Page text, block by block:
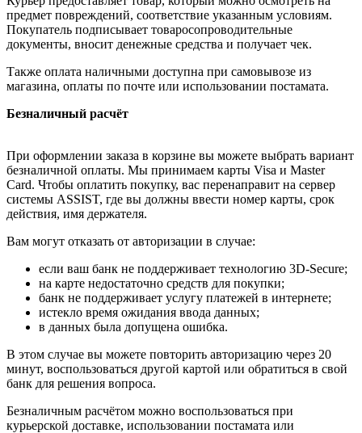
предмет повреждений, соответствие указанным условиям.
Покупатель подписывает товаросопроводительные
документы, вносит денежные средства и получает чек.
Также оплата наличными доступна при самовывозе из
магазина, оплаты по почте или использовании постамата.
Безналичный расчёт
При оформлении заказа в корзине вы можете выбрать вариант
безналичной оплаты. Мы принимаем карты Visa и Master
Card. Чтобы оплатить покупку, вас перенаправит на сервер
системы ASSIST, где вы должны ввести номер карты, срок
действия, имя держателя.
Вам могут отказать от авторизации в случае:
если ваш банк не поддерживает технологию 3D-Secure;
на карте недостаточно средств для покупки;
банк не поддерживает услугу платежей в интернете;
истекло время ожидания ввода данных;
в данных была допущена ошибка.
В этом случае вы можете повторить авторизацию через 20
минут, воспользоваться другой картой или обратиться в свой
банк для решения вопроса.
Безналичным расчётом можно воспользоваться при
курьерской доставке, использовании постамата или